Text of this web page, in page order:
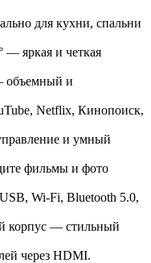
для кухни, спальни
яркая и четкая
и
Netflix, Кинопоиск,
и умный
фильмы и фото
Wi-Fi, Bluetooth 5.0,
корпус — стильный
через HDMI.